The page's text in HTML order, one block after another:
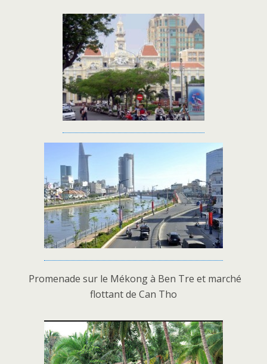
Promenade sur le Mékong à Ben Tre et marché
flottant de Can Tho